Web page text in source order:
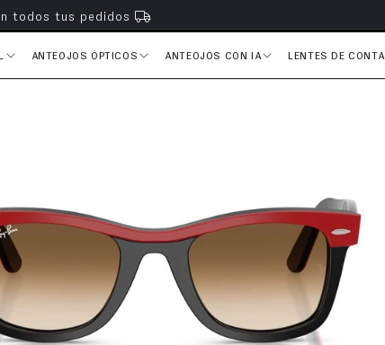
todos tus pedidos
ANTEOJOS ÓPTICOS ANTEOJOS CON IA LENTES DE